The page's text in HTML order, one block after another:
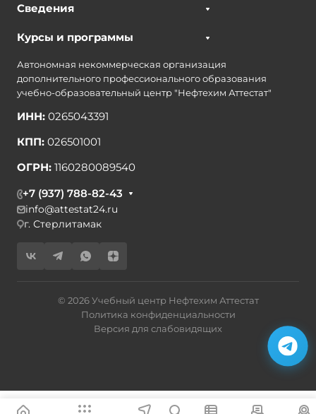
Сведения
Курсы и программы
Автономная некоммерческая организация
дополнительного профессионального образования
учебно-образовательный центр "Нефтехим Аттестат"
ИНН: 0265043391
КПП: 026501001
ОГРН: 1160280089540
+7 (937) 788-82-43
info@attestat24.ru
г. Стерлитамак
© 2026 Учебный центр Нефтехим Аттестат
Политика конфиденциальности
Версия для слабовидящих